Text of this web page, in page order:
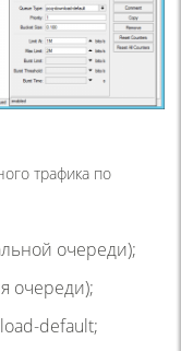
трафика по
очереди);
очереди);
default;